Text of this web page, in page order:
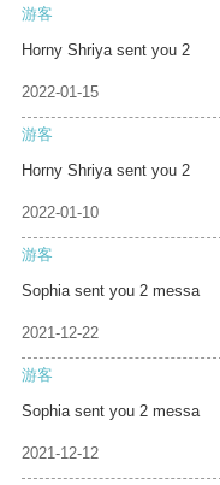
游客
Horny Shriya sent you 2
2022-01-15
游客
Horny Shriya sent you 2
2022-01-10
游客
Sophia sent you 2 messa
2021-12-22
游客
Sophia sent you 2 messa
2021-12-12